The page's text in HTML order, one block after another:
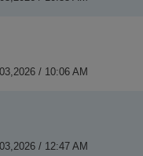
/ 10:06 AM
/ 12:47 AM